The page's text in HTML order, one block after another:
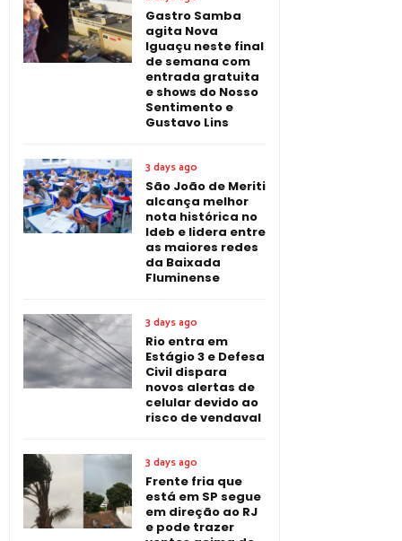
Gastro Samba
agita Nova
Iguaçu neste final
de semana com
entrada gratuita
e shows do Nosso
Sentimento e
Gustavo Lins
3 days ago
São João de Meriti
alcança melhor
nota histórica no
Ideb e lidera entre
as maiores redes
da Baixada
Fluminense
3 days ago
Rio entra em
Estágio 3 e Defesa
Civil dispara
novos alertas de
celular devido ao
risco de vendaval
3 days ago
Frente fria que
está em SP segue
em direção ao RJ
e pode trazer